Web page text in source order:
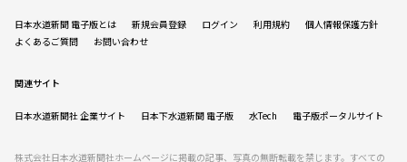
日本水道新聞 電子版とは 新規会員登録 ログイン 利用規約
個人情報保護方針
よくあるご質問
お問い合わせ
関連サイト
日本水道新聞社 企業サイト 日本下水道新聞 電子版 水Tech 電子版ポータルサイト
株式会社日本水道新聞社ホームページに掲載の記事、写真の無断転載を禁じます。すべての